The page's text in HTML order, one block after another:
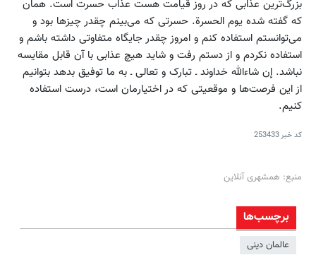
بزرگ‌ترین عذابی که در روز قیامت هست عذاب حسرت است. همان
که گفته شده یوم الحسرة. حسرتی که می‌بینم چقدر چیزها بود و
می‌توانستم استفاده کنم و امروز چقدر جایگاه متفاوتی داشته باشم و
استفاده نکردم و از دستم رفت و شاید هیچ عذابی با آن قابل مقایسه
نباشد. إن شاءالله خداوند ـ تبارک و تعالی ـ به ما توفیق بدهد بتوانیم
از این فرصت‌ها و موقعیتی که در اختیارمان است، درست استفاده
کنیم.
کد خبر253433
منبع: همشهری آنلاین
برچسب‌ها
عالمان دینی